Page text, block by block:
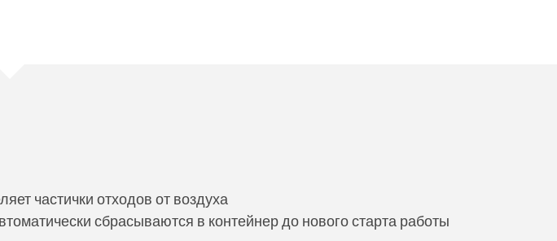
частички отходов от воздуха
сбрасываются в контейнер до нового старта работы